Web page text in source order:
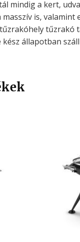
mindig a kert,
is,
tűzrakó
állapotban